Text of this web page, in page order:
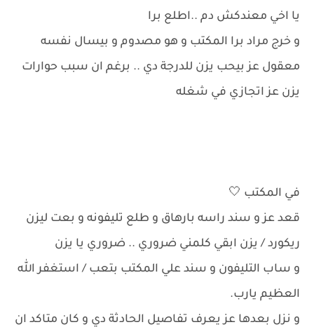
يا اخي معندكش دم ..اطلع برا
و خرج مراد برا المكتب و هو مصدوم و بيسال نفسه
معقول عز بيحب يزن للدرجة دي .. برغم ان سبب حوارات
يزن عز اتجازي في شغله
في المكتب 🤍
قعد عز و سند راسه بارهاق و طلع تليفونه و بعت ليزن
ريكورد / يزن ابقي كلمني ضروري .. ضروري يا يزن
و ساب التليفون و سند علي المكتب بتعب / استغفر الله
العظيم يارب.
و نزل بعدها عز يعرف تفاصيل الحادثة دي و كان متاكد ان